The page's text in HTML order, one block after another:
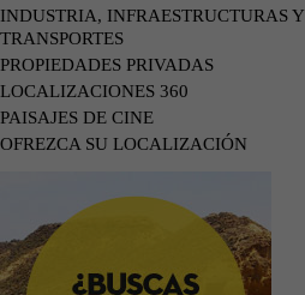
INDUSTRIA, INFRAESTRUCTURAS Y
TRANSPORTES
PROPIEDADES PRIVADAS
LOCALIZACIONES 360
PAISAJES DE CINE
OFREZCA SU LOCALIZACIÓN